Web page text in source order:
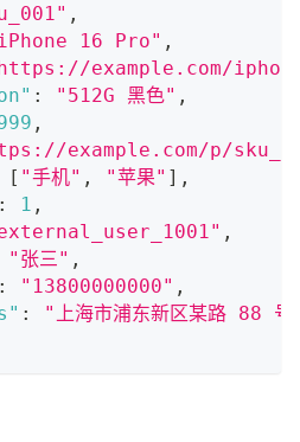
,
16 Pro" ,
example.com/
: "512G 黑色" ,
,
example.com/p/
[ "手机" , "苹果" ] ,
: 1 ,
,
"张三" ,
: "13800000000" ,
:
"上海市浦东新区某路 88